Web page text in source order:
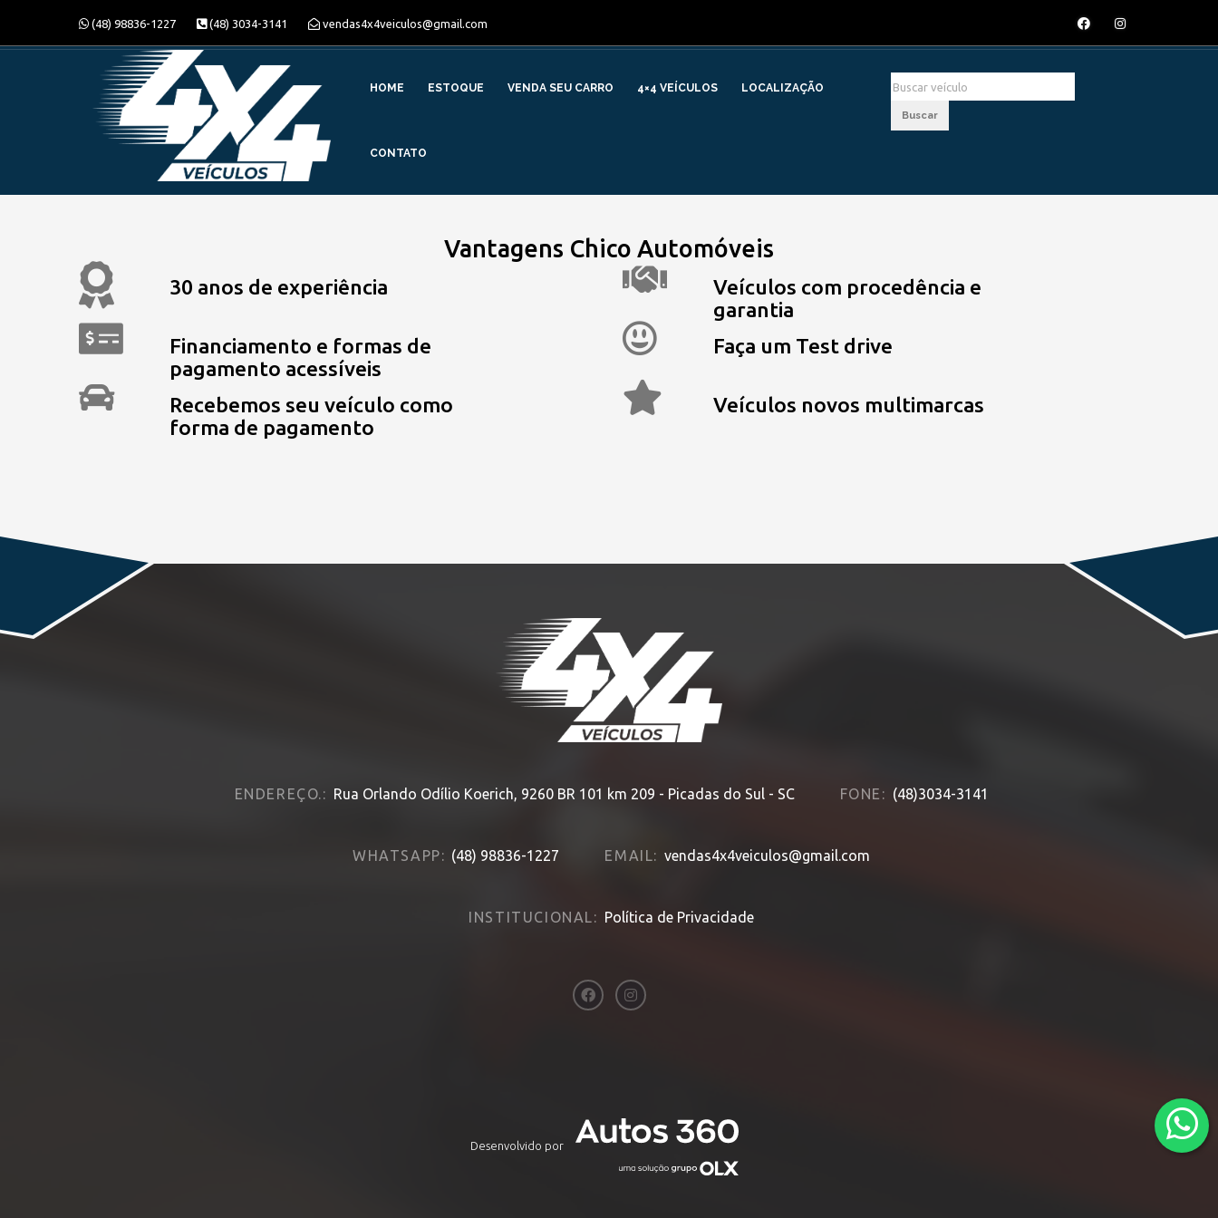
(48) 98836-1227 (48) 3034-3141 vendas4x4veiculos@gmail.com
HOME ESTOQUE VENDA SEU CARRO 4×4 VEÍCULOS LOCALIZAÇÃO
CONTATO
Buscar
» SOBRE
Vantagens Chico Automóveis
30 anos de experiência Veículos com procedência e
garantia
Financiamento e formas de
pagamento acessíveis
Faça um Test drive
Recebemos seu veículo como
forma de pagamento
Veículos novos multimarcas
ENDEREÇO.: Rua Orlando Odílio Koerich, 9260 BR 101 km 209 - Picadas do Sul - SC FONE: (48)3034-3141
WHATSAPP: (48) 98836-1227 EMAIL: vendas4x4veiculos@gmail.com
INSTITUCIONAL: Política de Privacidade
Desenvolvido por